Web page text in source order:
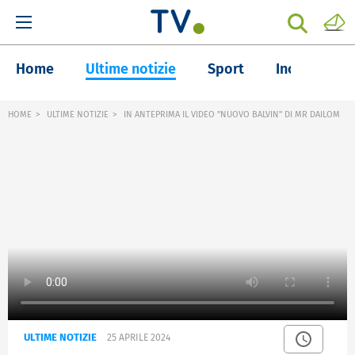
Home Ultime notizie Sport Inchieste
HOME ULTIME NOTIZIE IN ANTEPRIMA IL VIDEO "NUOVO BALVIN" DI MR DAILOM
ULTIME NOTIZIE 25 APRILE 2024